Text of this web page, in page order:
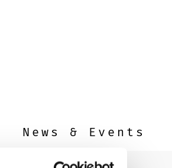
News & Events